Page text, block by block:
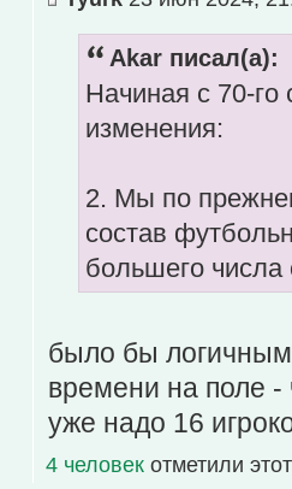
Akar писал(а):
Начиная с 70-
изменения:
2. Мы по
состав
большего
было бы
времени на поле -
уже надо 16
4 человек отметили